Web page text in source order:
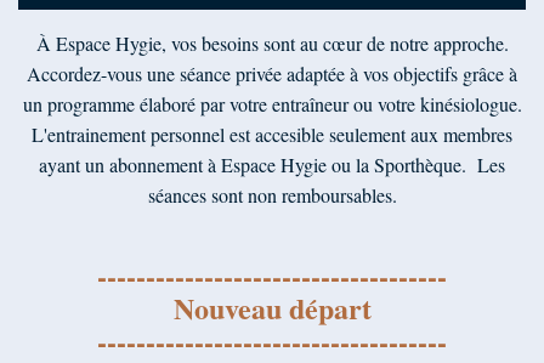
À Espace Hygie, vos besoins sont au cœur de notre approche.
Accordez-vous une séance privée adaptée à vos objectifs grâce à
un programme élaboré par votre entraîneur ou votre kinésiologue.
L'entrainement personnel est accesible seulement aux membres
ayant un abonnement à Espace Hygie ou la Sporthèque. Les
séances sont non remboursables.
------------------------------------
Nouveau départ
------------------------------------